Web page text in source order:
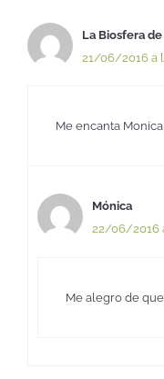
La Biosfera
21/06/2016 a
Me encanta
Mónica
22/06/2016
Me alegro de